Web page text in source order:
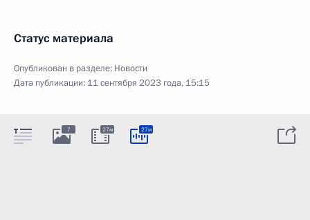
Статус материала
Опубликован в разделе: Новости
Дата публикации: 11 сентября 2023 года, 15:15
7 27м 27м